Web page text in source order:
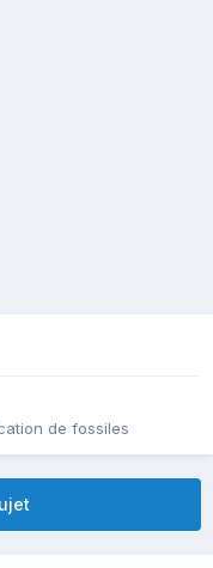
de fossiles